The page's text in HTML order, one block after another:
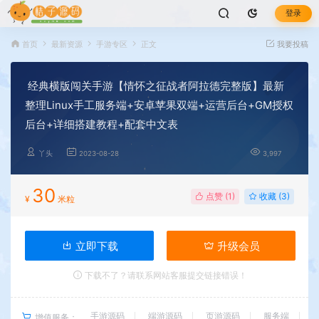
登录
首页 最新资源 手游专区 正文 我要投稿
经典横版闯关手游【情怀之征战者阿拉德完整版】最新
整理Linux手工服务端+安卓苹果双端+运营后台+GM授权
后台+详细搭建教程+配套中文表
丫头 2023-08-28 3,997
¥ 30 米粒 点赞 (1) 收藏 (3)
立即下载 升级会员
下载不了？请联系网站客服提交链接错误！
手游源码 端游源码 页游源码 服务端